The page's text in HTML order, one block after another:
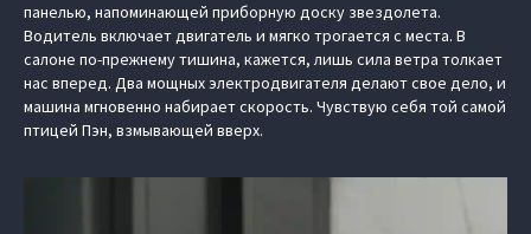
панелью, напоминающей приборную доску звездолета.
Водитель включает двигатель и мягко трогается с места. В
салоне по-прежнему тишина, кажется, лишь сила ветра толкает
нас вперед. Два мощных электродвигателя делают свое дело, и
машина мгновенно набирает скорость. Чувствую себя той самой
птицей Пэн, взмывающей вверх.